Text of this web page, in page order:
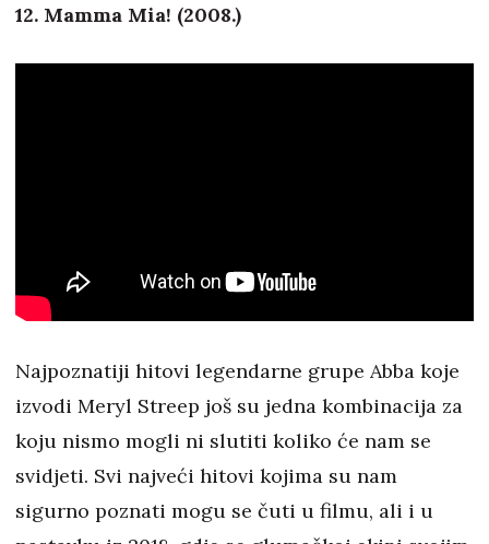
12. Mamma Mia! (2008.)
Najpoznatiji hitovi legendarne grupe Abba koje
izvodi Meryl Streep još su jedna kombinacija za
koju nismo mogli ni slutiti koliko će nam se
svidjeti. Svi najveći hitovi kojima su nam
sigurno poznati mogu se čuti u filmu, ali i u